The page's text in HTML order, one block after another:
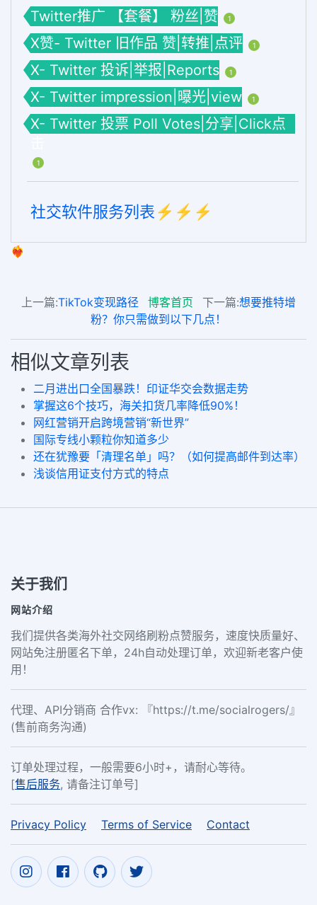
Twitter推广 【套餐】 粉丝|赞 1
X赞- Twitter 旧作品 赞|转推|点评 1
X- Twitter 投诉|举报|Reports 1
X- Twitter impression|曝光|view 1
X- Twitter 投票 Poll Votes|分享|Click点
1
社交软件服务列表⚡️⚡️⚡️
❤️‍🔥
上一篇:TikTok变现路径 博客首页 下一篇:想要推特增
粉？你只需做到以下几点！
相似文章列表
二月进出口全国暴跌！印证华交会数据走势
掌握这6个技巧，海关扣货几率降低90%！
网红营销开启跨境营销“新世界”
国际专线小颗粒你知道多少
还在犹豫要「清理名单」吗？（如何提高邮件到达率）
浅谈信用证支付方式的特点
关于我们
网站介绍
我们提供各类海外社交网络刷粉点赞服务，速度快质量好、
网站免注册匿名下单，24h自动处理订单，欢迎新老客户使
用！
代理、API分销商 合作vx: 『https://t.me/socialrogers/』
(售前商务沟通)
订单处理过程，一般需要6小时+，请耐心等待。
[售后服务, 请备注订单号]
Privacy Policy Terms of Service Contact